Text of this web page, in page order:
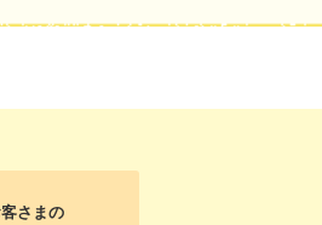
さまの